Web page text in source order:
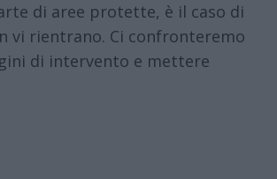
di aree protette, è il caso di
vi rientrano. Ci confronteremo
di intervento e mettere